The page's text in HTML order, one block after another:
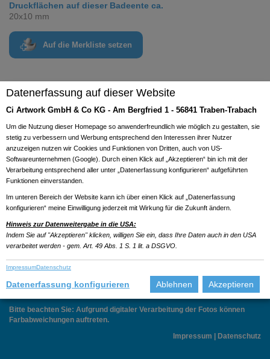
Druckflächen auf dieser Badeente ca.
20x10 mm
Auf die Merkliste setzen
Previous
Bitte beachten Sie: Aufgrund digitaler Verarbeitung der Fotos können
Farbabweichungen auftreten.
Impressum
Datenschutz
Datenerfassung auf dieser Website
Ci Artwork GmbH & Co KG - Am Bergfried 1 - 56841 Traben-Trabach
Um die Nutzung dieser Homepage so anwenderfreundlich wie möglich zu gestalten, sie
stetig zu verbessern und Werbung entsprechend den Interessen ihrer Nutzer
anzuzeigen nutzen wir Cookies und Funktionen von Dritten, auch von US-
Softwareunternehmen (Google). Durch einen Klick auf „Akzeptieren“ bin ich mit der
Verarbeitung entsprechend aller unter „Datenerfassung konfigurieren“ aufgeführten
Funktionen einverstanden.
Im unteren Bereich der Website kann ich über einen Klick auf „Datenerfassung
konfigurieren“ meine Einwilligung jederzeit mit Wirkung für die Zukunft ändern.
Hinweis zur Datenweitergabe in die USA:
Indem Sie auf "Akzeptieren" klicken, willigen Sie ein, dass Ihre Daten auch in den USA
verarbeitet werden - gem. Art. 49 Abs. 1 S. 1 lit. a DSGVO.
ImpressumDatenschutz
Datenerfassung konfigurieren Ablehnen Akzeptieren